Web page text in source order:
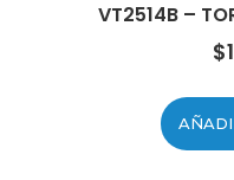
VT2514B –
$